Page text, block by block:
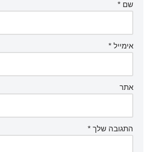
שם *
אימייל *
אתר
התגובה שלך *